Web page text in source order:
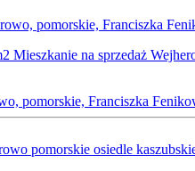
Mieszkanie na sprzedaż
pomorskie, Franciszka